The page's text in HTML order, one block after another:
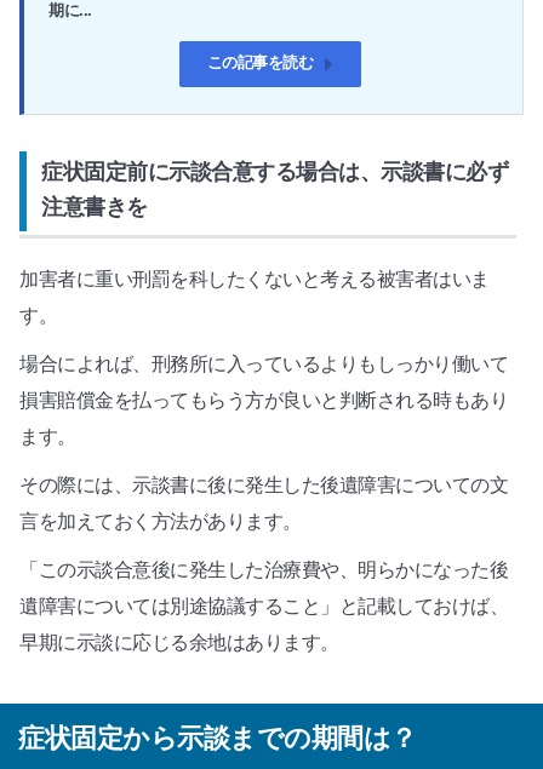
期に...
この記事を読む
症状固定前に示談合意する場合は、示談書に必ず
注意書きを
加害者に重い刑罰を科したくないと考える被害者はいま
す。
場合によれば、刑務所に入っているよりもしっかり働いて
損害賠償金を払ってもらう方が良いと判断される時もあり
ます。
その際には、示談書に後に発生した後遺障害についての文
言を加えておく方法があります。
「この示談合意後に発生した治療費や、明らかになった後
遺障害については別途協議すること」と記載しておけば、
早期に示談に応じる余地はあります。
症状固定から示談までの期間は？